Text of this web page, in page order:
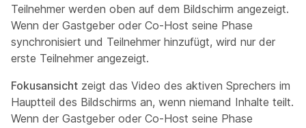
Teilnehmer werden oben auf dem Bildschirm angezeigt.
Wenn der Gastgeber oder Co-Host seine Phase
synchronisiert und Teilnehmer hinzufügt, wird nur der
erste Teilnehmer angezeigt.
Fokusansicht zeigt das Video des aktiven Sprechers im
Hauptteil des Bildschirms an, wenn niemand Inhalte teilt.
Wenn der Gastgeber oder Co-Host seine Phase